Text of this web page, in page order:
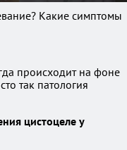
Какие симптомы
происходит на фоне
так патология
цистоцеле у